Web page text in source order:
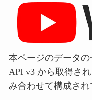
本ページのデータの
API v3 から取得さ
み合わせて構成され